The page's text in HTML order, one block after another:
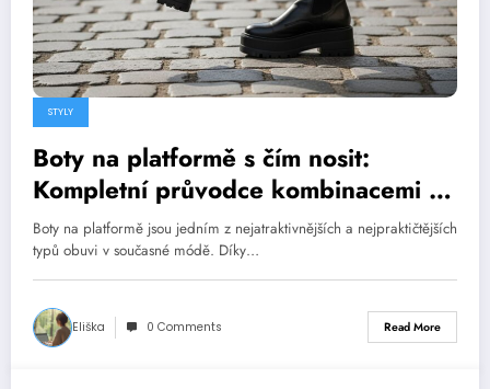
STYLY
Boty na platformě s čím nosit:
Kompletní průvodce kombinacemi a
styly
Boty na platformě jsou jedním z nejatraktivnějších a nejprakt­ičtějších
typů obuvi v současné módě. Díky…
Eliška 0 Comments Read More